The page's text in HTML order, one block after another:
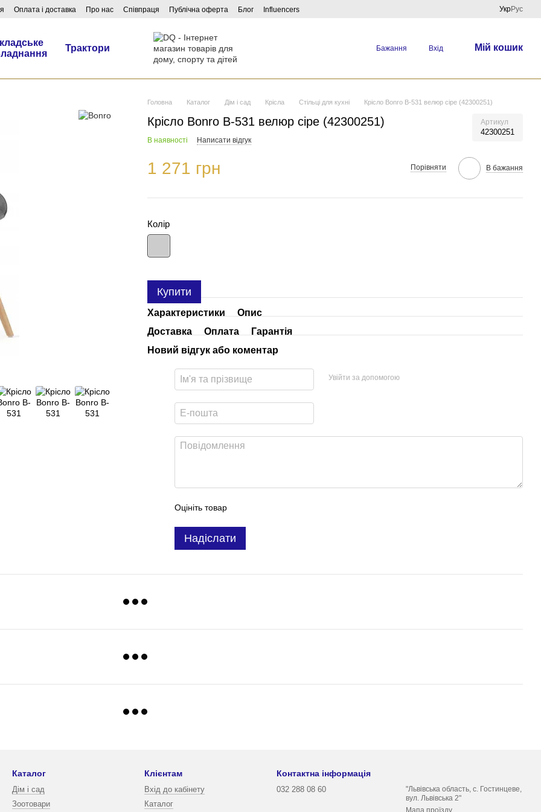
Оплата і доставка Про нас Співпраця Публічна оферта Блог Influencers УкрРус
Трактори Бажання Вхід Мій кошик
Головна Каталог Дім і сад Крісла Стільці для кухні Крісло Bonro B-531 велюр сіре (42300251)
Крісло Bonro B-531 велюр сіре (42300251) Артикул
42300251
В наявності Написати відгук
1 271 грн Порівняти В бажання
Колір
Купити
Характеристики
Опис
Доставка
Оплата
Гарантія
Новий відгук або коментар
Увійти за допомогою
Оцініть товар
Надіслати
Каталог
Дім і сад
Зоотовари
Клієнтам
Вхід до кабінету
Каталог
Контактна інформація
032 288 08 60
"Львівська область, с. Гостинцеве,
вул. Львівська 2"
Мапа проїзду